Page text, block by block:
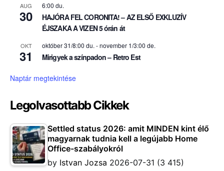
AUG
30
6:00 du.
HAJÓRA FEL CORONITA! – AZ ELSŐ EXKLUZÍV
ÉJSZAKA A VIZEN 5 órán át
OKT
31
október 31/8:00 du. -november 1/3:00 de.
Mirigyek a színpadon – Retro Est
Naptár megtekintése
Legolvasottabb Cikkek
Settled status 2026: amit MINDEN kint élő
magyarnak tudnia kell a legújabb Home
Office-szabályokról
by Istvan Jozsa 2026-07-31 (3 415)